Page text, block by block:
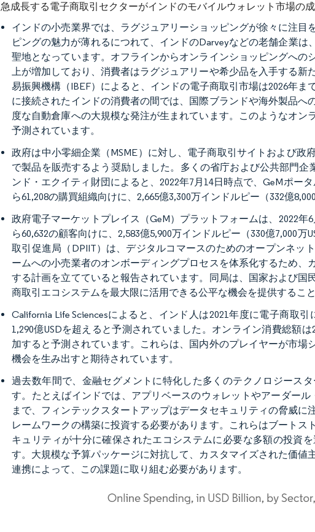
急成長する電子商取引セクターがインドのモバイルウォレット市場の
インドの小売業界では、ラグジュアリーショッピングが徐々に注
ピングの魅力が薄れるにつれて、インドのDarveyなどの老舗企業
聖地となっています。オフラインからオンラインショッピングへ
上が増加しており、消費者はラグジュアリーや希少品を入手する
易振興機構（IBEF）によると、インドの電子商取引市場は2026年ま
に接続されたインドの消費者の間では、国際ブランドや海外製品
度な自動倉庫への大規模な発注が生まれています。このようなオ
予測されています。
政府は中小零細企業（MSME）に対し、電子商取引サイトおよび政
で製品を販売するよう奨励しました。多くの省庁および公共部門企
ンド・エクイティ財団によると、2022年7月14日時点で、GeMポー
ら61,208の購買組織向けに、2,665億3,300万インドルピー（332億
政府電子マーケットプレイス（GeM）プラットフォームは、2022
ら60,632の顧客向けに、2,583億5,900万インドルピー（330億7,000
取引促進局（DPIIT）は、デジタルコマースのためのオープンネッ
ームへの小売業者のオンボーディングプロセスを体系化するため
する計画を立てていると報告されています。同局は、国家および
商取引エコシステムを最大限に活用できる公平な機会を提供するこ
California Life Sciencesによると、インド人は2021年度に電子商取
1,290億USDを超えると予測されていました。オンライン消費総額は
加すると予測されています。これらは、国内外のプレイヤーが市
機会を生み出すと期待されています。
過去数年間で、金融セグメントに特化した多くのテクノロジース
す。たとえばインドでは、アプリベースのウォレットやアーダー
まで、フィンテックスタートアップはデータセキュリティの脅威
レームワークの構築に投資する必要があります。これらはブート
キュリティが十分に確保されたエコシステムに必要な多額の投資
す。大規模な予算パッケージに対抗して、カスタマイズされた価
連携によって、この課題に取り組む必要があります。